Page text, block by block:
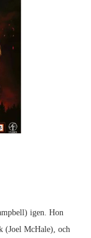
igen. Hon
(Joel McHale), och